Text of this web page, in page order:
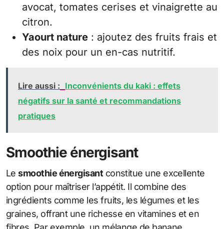
avocat, tomates cerises et vinaigrette au
citron.
Yaourt nature : ajoutez des fruits frais et
des noix pour un en-cas nutritif.
Lire aussi : Inconvénients du kaki : effets
négatifs sur la santé et recommandations
pratiques
Smoothie énergisant
Lesmoothie énergisant constitue une excellente
option pour maîtriser l’appétit. Il combine des
ingrédients comme les fruits, les légumes et les
graines, offrant une richesse en vitamines et en